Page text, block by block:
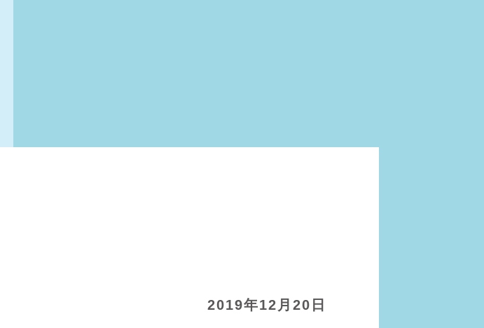
2019年12月20日